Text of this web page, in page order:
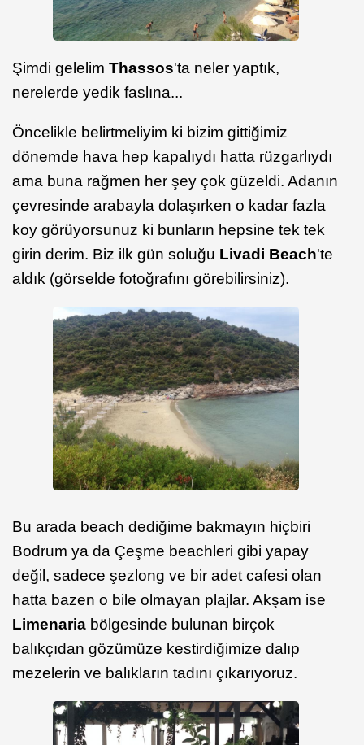
Şimdi gelelim Thassos'ta neler yaptık,
nerelerde yedik faslına...
Öncelikle belirtmeliyim ki bizim gittiğimiz
dönemde hava hep kapalıydı hatta rüzgarlıydı
ama buna rağmen her şey çok güzeldi. Adanın
çevresinde arabayla dolaşırken o kadar fazla
koy görüyorsunuz ki bunların hepsine tek tek
girin derim. Biz ilk gün soluğu Livadi Beach'te
aldık (görselde fotoğrafını görebilirsiniz).
Bu arada beach dediğime bakmayın hiçbiri
Bodrum ya da Çeşme beachleri gibi yapay
değil, sadece şezlong ve bir adet cafesi olan
hatta bazen o bile olmayan plajlar. Akşam ise
Limenaria bölgesinde bulunan birçok
balıkçıdan gözümüze kestirdiğimize dalıp
mezelerin ve balıkların tadını çıkarıyoruz.